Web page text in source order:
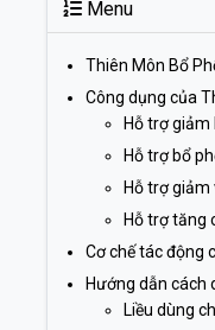
Menu
Thiên Môn Bổ
Công dụng của
Hỗ trợ
Hỗ trợ bổ
Hỗ trợ
Hỗ trợ tăng
Cơ chế tác động
Hướng dẫn cách
Liều dùng